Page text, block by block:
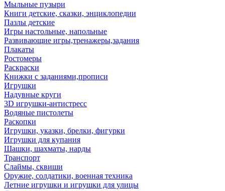
Мыльные пузыри
Книги детские, сказки, энциклопедии
Пазлы детские
Игры настольные, напольные
Развивающие игры,тренажеры,задания
Плакаты
Ростомеры
Раскраски
Книжки с заданиями,прописи
Игрушки
Надувные круги
3D игрушки-антистресс
Водяные пистолеты
Раскопки
Игрушки, указки, брелки, фигурки
Игрушки для купания
Шашки, шахматы, нарды
Транспорт
Слаймы, сквиши
Оружие, солдатики, военная техника
Летние игрушки и игрушки для улицы